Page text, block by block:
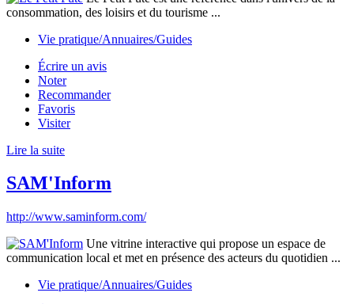
consommation, des loisirs et du tourisme ...
Vie pratique/Annuaires/Guides
Écrire un avis
Noter
Recommander
Favoris
Visiter
Lire la suite
SAM'Inform
http://www.saminform.com/
Une vitrine interactive qui propose un espace de
communication local et met en présence des acteurs du quotidien ...
Vie pratique/Annuaires/Guides